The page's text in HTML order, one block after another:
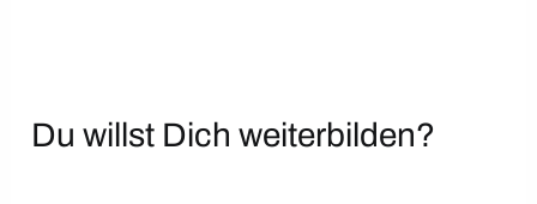
Du willst Dich weiterbilden?